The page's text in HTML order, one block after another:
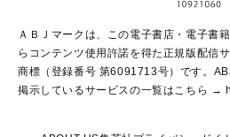
ジャンプルーキー！
ジャンプTOON
S-MANGA
集英社ジャンプリミックス
ウルトラジャンプ
リマコミ＋
マンガMeets
月刊オフィスユー
LEE
Marisol
パラスポ＋！
青春と読書
アジア人物史
集英社新書
集英社新書プラス
よみタイ
集英社Webマガジン Cobalt
集英社オレンジ文庫
シフォン文庫
集英社みらい文庫
S-KIDS.LAND
HAPPY PLUS STORE
shueisha vox
EDITOR'S LAB
ＡＢＪマークは、この電子書店・電子書
らコンテンツ使用許諾を得た正規版配信
商標（登録番号 第6091713号）です。
掲示しているサービスの一覧はこちら →